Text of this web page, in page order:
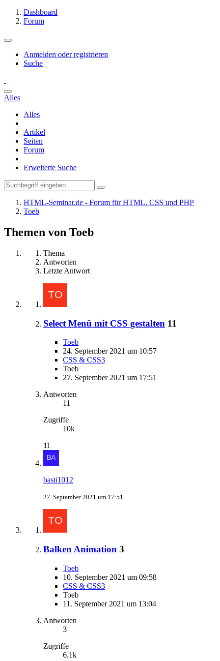
Dashboard
Forum
Anmelden oder registrieren
Suche
Alles
Alles
Artikel
Seiten
Forum
Erweiterte Suche
HTML-Seminar.de - Forum für HTML, CSS und PHP
Toeb
Themen von Toeb
Thema
Antworten
Letzte Antwort
Select Menü mit CSS gestalten 11
Toeb
24. September 2021 um 10:57
CSS & CSS3
Toeb
27. September 2021 um 17:51
Antworten
11
Zugriffe
10k
11
basti1012
27. September 2021 um 17:51
Balken Animation 3
Toeb
10. September 2021 um 09:58
CSS & CSS3
Toeb
11. September 2021 um 13:04
Antworten
3
Zugriffe
6,1k